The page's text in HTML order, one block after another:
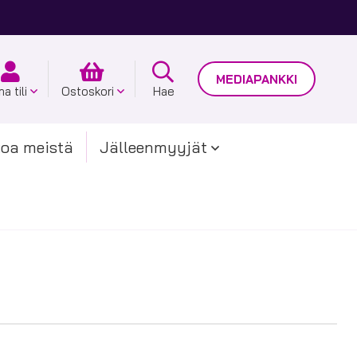
tili Ostoskori Hae
MEDIAPANKKI
meistä Jälleenmyyjät